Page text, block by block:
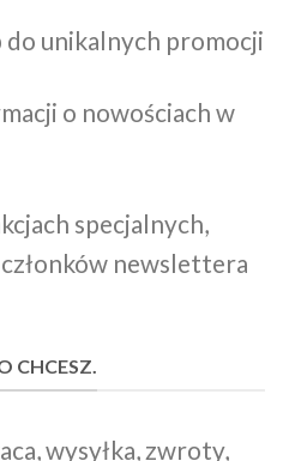
unikalnych promocji
o nowościach w
specjalnych,
newslettera
CHCESZ.
wysyłka, zwroty,